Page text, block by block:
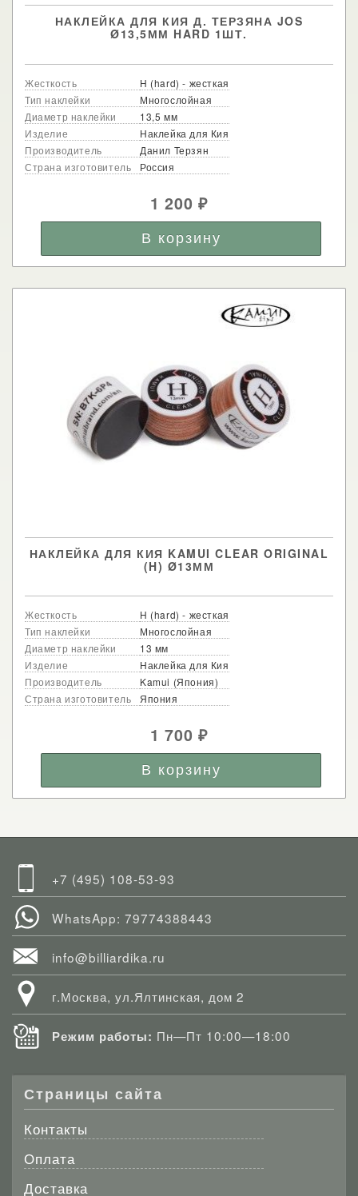
НАКЛЕЙКА ДЛЯ КИЯ Д. ТЕРЗЯНА JOS
Ø13,5ММ HARD 1ШТ.
Жесткость
H (hard) - жесткая
Тип наклейки
Многослойная
Диаметр наклейки
13,5 мм
Изделие
Наклейка для Кия
Производитель
Данил Терзян
Страна изготовитель
Россия
1 200₽
НАКЛЕЙКА ДЛЯ КИЯ KAMUI CLEAR ORIGINAL
(H) Ø13ММ
Жесткость
H (hard) - жесткая
Тип наклейки
Многослойная
Диаметр наклейки
13 мм
Изделие
Наклейка для Кия
Производитель
Kamui (Япония)
Страна изготовитель
Япония
1 700₽
+7 (495) 108-53-93
WhatsApp: 79774388443
info@billiardika.ru
г.Москва, ул.Ялтинская, дом 2
Режим работы: Пн—Пт 10:00—18:00
Страницы сайта
Контакты
Оплата
Доставка